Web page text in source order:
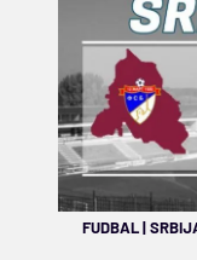
FUDBAL|